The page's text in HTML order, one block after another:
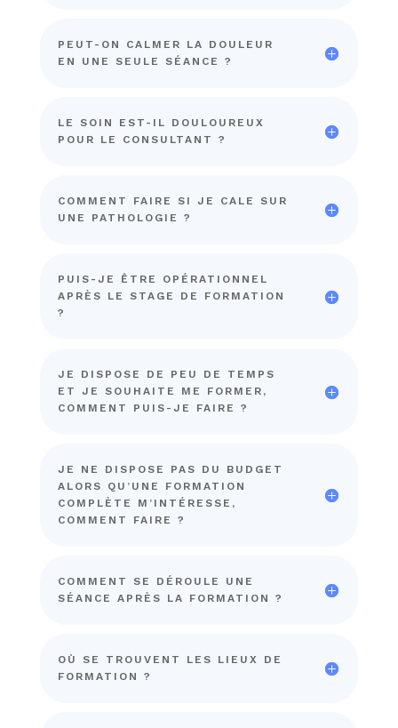
PEUT-ON CALMER LA DOULEUR
EN UNE SEULE SÉANCE ?
LE SOIN EST-IL DOULOUREUX
POUR LE CONSULTANT ?
COMMENT FAIRE SI JE CALE SUR
UNE PATHOLOGIE ?
PUIS-JE ÊTRE OPÉRATIONNEL
APRÈS LE STAGE DE FORMATION
?
JE DISPOSE DE PEU DE TEMPS
ET JE SOUHAITE ME FORMER,
COMMENT PUIS-JE FAIRE ?
JE NE DISPOSE PAS DU BUDGET
ALORS QU’UNE FORMATION
COMPLÈTE M’INTÉRESSE,
COMMENT FAIRE ?
COMMENT SE DÉROULE UNE
SÉANCE APRÈS LA FORMATION ?
OÙ SE TROUVENT LES LIEUX DE
FORMATION ?